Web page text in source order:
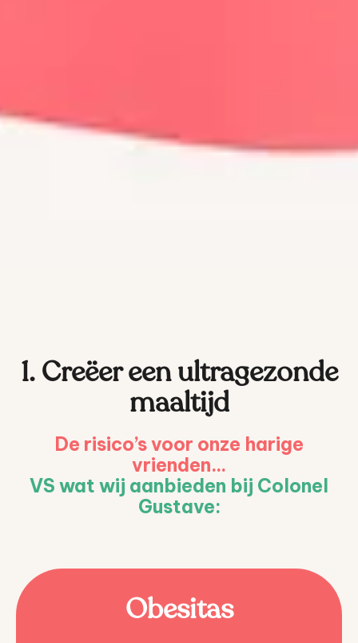
1. Creëer een ultragezonde
maaltijd
De risico’s voor onze harige
vrienden...
VS wat wij aanbieden bij Colonel
Gustave:
Obesitas